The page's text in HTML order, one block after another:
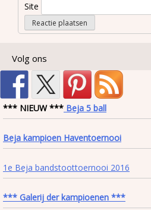
Site
Volg ons
*** NIEUW *** Beja 5 ball
Beja kampioen Haventoernooi
1e Beja bandstoottoernooi 2016
*** Galerij der kampioenen ***